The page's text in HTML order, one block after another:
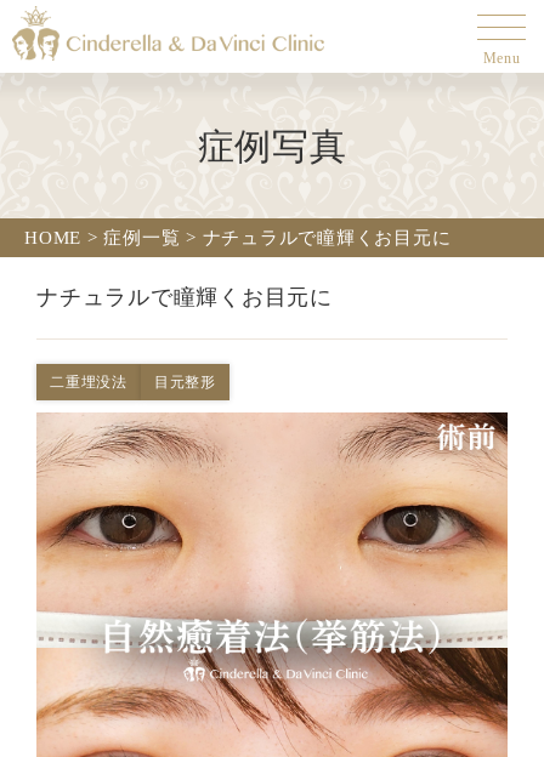
Menu
症例写真
HOME >症例一覧 > ナチュラルで瞳輝くお目元に
ナチュラルで瞳輝くお目元に
二重埋没法 目元整形